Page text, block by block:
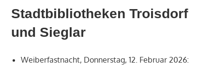
Stadtbibliotheken Troisdorf
und Sieglar
Weiberfastnacht, Donnerstag, 12. Februar 2026: